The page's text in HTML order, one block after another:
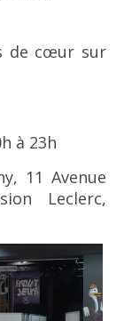
de cœur sur
à 23h
11 Avenue
Leclerc,